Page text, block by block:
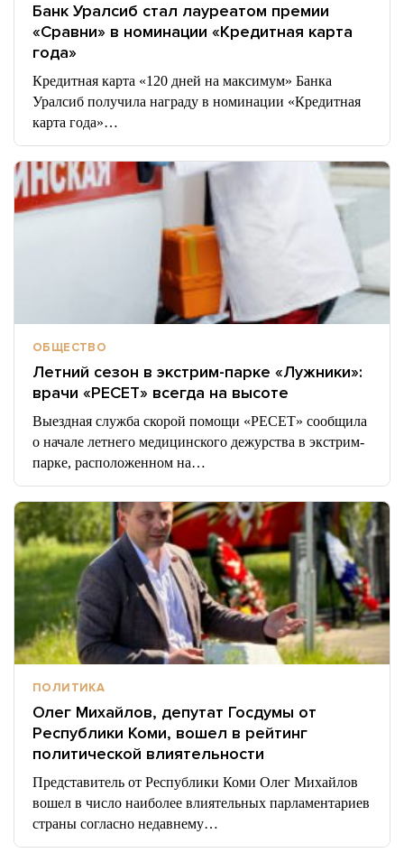
Банк Уралсиб стал лауреатом премии
«Сравни» в номинации «Кредитная карта
года»
Кредитная карта «120 дней на максимум» Банка
Уралсиб получила награду в номинации «Кредитная
карта года»…
ОБЩЕСТВО
Летний сезон в экстрим-парке «Лужники»:
врачи «РЕСЕТ» всегда на высоте
Выездная служба скорой помощи «РЕСЕТ» сообщила
о начале летнего медицинского дежурства в экстрим-
парке, расположенном на…
ПОЛИТИКА
Олег Михайлов, депутат Госдумы от
Республики Коми, вошел в рейтинг
политической влиятельности
Представитель от Республики Коми Олег Михайлов
вошел в число наиболее влиятельных парламентариев
страны согласно недавнему…